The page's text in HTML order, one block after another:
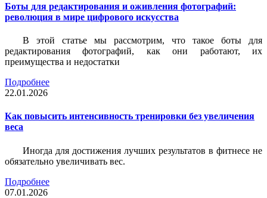
Боты для редактирования и оживления фотографий:
революция в мире цифрового искусства
В этой статье мы рассмотрим, что такое боты для
редактирования фотографий, как они работают, их
преимущества и недостатки
Подробнее
22.01.2026
Как повысить интенсивность тренировки без увеличения
веса
Иногда для достижения лучших результатов в фитнесе не
обязательно увеличивать вес.
Подробнее
07.01.2026